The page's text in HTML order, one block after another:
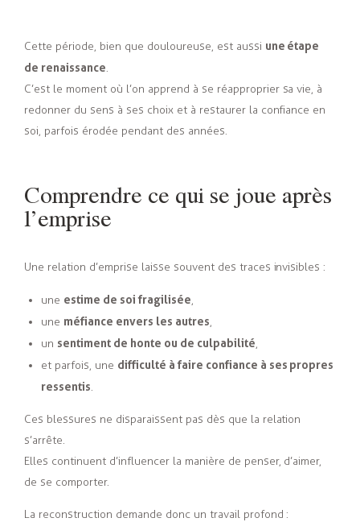
Cette période, bien que douloureuse, est aussi une étape
de renaissance.
C’est le moment où l’on apprend à se réapproprier sa vie, à
redonner du sens à ses choix et à restaurer la confiance en
soi, parfois érodée pendant des années.
Comprendre ce qui se joue après
l’emprise
Une relation d’emprise laisse souvent des traces invisibles :
une estime de soi fragilisée,
une méfiance envers les autres,
un sentiment de honte ou de culpabilité,
et parfois, une difficulté à faire confiance à ses propres
ressentis.
Ces blessures ne disparaissent pas dès que la relation
s’arrête.
Elles continuent d’influencer la manière de penser, d’aimer,
de se comporter.
La reconstruction demande donc un travail profond :